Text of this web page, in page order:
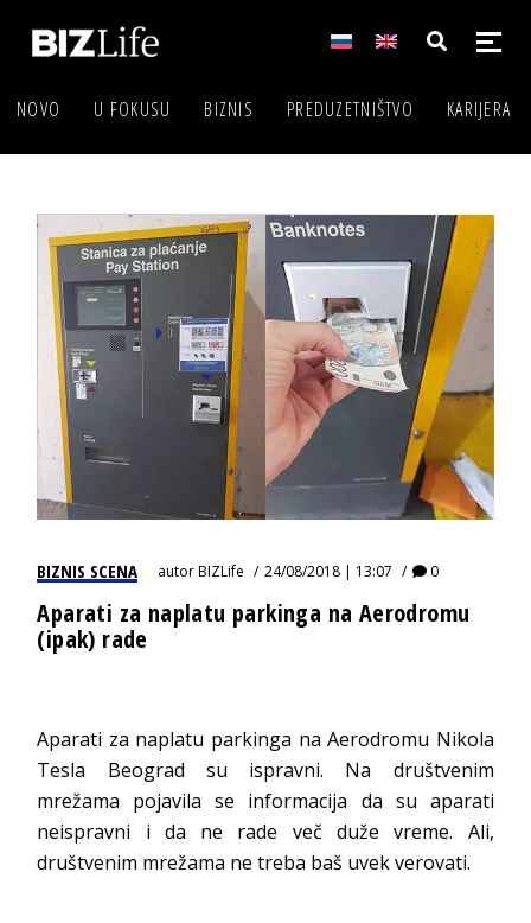
NOVO U FOKUSU BIZNIS PREDUZETNIŠTVO KARIJERA
BIZNIS SCENA autorBIZLife 24/08/2018 | 13:07 0
Aparati za naplatu parkinga na Aerodromu
(ipak) rade
Aparati za naplatu parkinga na Aerodromu Nikola
Tesla Beograd su ispravni. Na društvenim
mrežama pojavila se informacija da su aparati
neispravni i da ne rade več duže vreme. Ali,
društvenim mrežama ne treba baš uvek verovati.